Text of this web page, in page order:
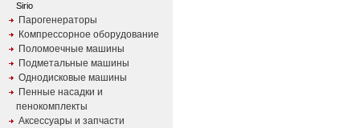
Sirio
Парогенераторы
Компрессорное оборудование
Поломоечные машины
Подметальные машины
Однодисковые машины
Пенные насадки и
пенокомплекты
Аксессуары и запчасти